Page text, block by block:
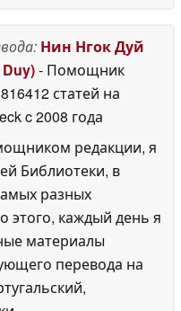
Нин Нгок Дуй
- Помощник
статей на
c 2008 года
редакции, я
Библиотеки, в
разных
этого, каждый день я
материалы
перевода на